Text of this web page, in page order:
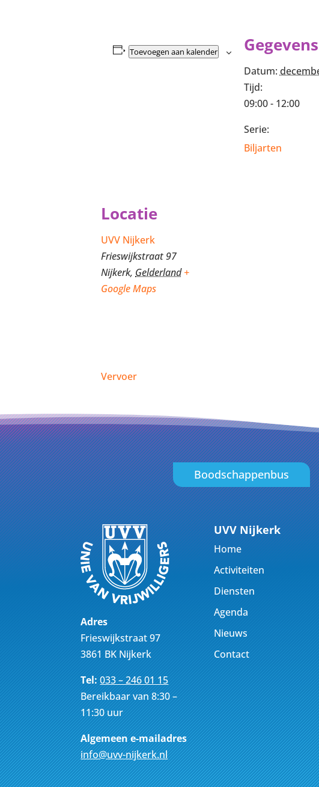
Toevoegen aan kalender Gegevens
Datum:
Tijd:
09:00 - 12:00
Serie:
Biljarten
Locatie
UVV Nijkerk
Frieswijkstraat 97
Nijkerk, Gelderland +
Google Maps
Vervoer
Boodschappenbus
Adres
Frieswijkstraat 97
3861 BK Nijkerk
Tel: 033 – 246 01 15
Bereikbaar van 8:30 –
11:30 uur
Algemeen e-mailadres
info@uvv-nijkerk.nl
UVV Nijkerk
Home
Activiteiten
Diensten
Agenda
Nieuws
Contact